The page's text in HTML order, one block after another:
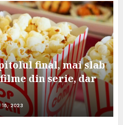
final, mai slab
din serie, dar
18, 2023